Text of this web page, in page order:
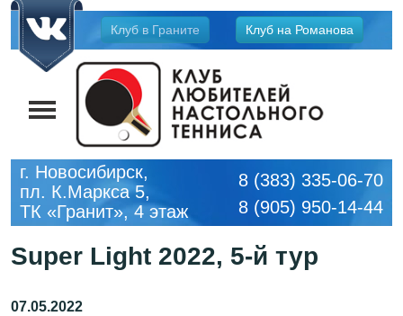
Jump
navigation
Клуб в Граните Клуб на Романова
г. Новосибирск,
пл. К.Маркса 5,
ТК «Гранит», 4 этаж
8 (383) 335-06-70
8 (905) 950-14-44
Super Light 2022, 5-й тур